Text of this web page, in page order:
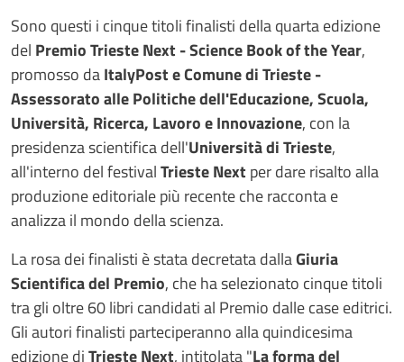
Sono questi i cinque titoli finalisti della quarta edizione
del Premio Trieste Next - Science Book of the Year,
promosso daItalyPost e Comune di Trieste -
Assessorato alle Politiche dell'Educazione, Scuola,
Università, Ricerca, Lavoro e Innovazione, con la
presidenza scientifica dell'Università di Trieste,
all'interno del festivalTrieste Next per dare risalto alla
produzione editoriale più recente che racconta e
analizza il mondo della scienza.
La rosa dei finalisti è stata decretata dallaGiuria
Scientifica del Premio, che ha selezionato cinque titoli
tra gli oltre 60 libri candidati al Premio dalle case editrici.
Gli autori finalisti parteciperanno alla quindicesima
edizione diTrieste Next, intitolata "La forma del